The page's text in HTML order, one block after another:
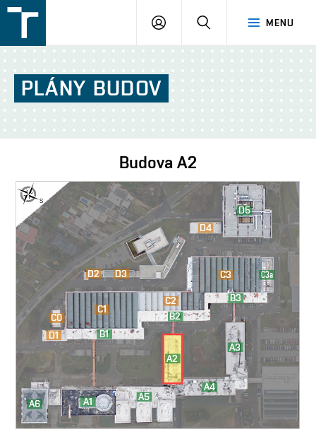
v
Brně
MENU
PŘIHLÁŠENÍ
PLÁNY BUDOV
Budova A2